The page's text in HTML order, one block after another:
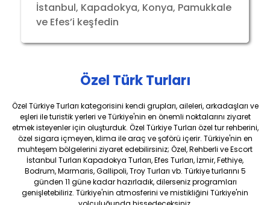
İstanbul, Kapadokya, Konya, Pamukkale
ve Efes’i keşfedin
Özel Türk Turları
Özel Türkiye Turları kategorisini kendi grupları, aileleri, arkadaşları ve
eşleri ile turistik yerleri ve Türkiye'nin en önemli noktalarını ziyaret
etmek isteyenler için oluşturduk. Özel Türkiye Turları özel tur rehberini,
özel sigara içmeyen, klima ile araç ve şoförü içerir. Türkiye'nin en
muhteşem bölgelerini ziyaret edebilirsiniz; Özel, Rehberli ve Escort
İstanbul Turları Kapadokya Turları, Efes Turları, İzmir, Fethiye,
Bodrum, Marmaris, Gallipoli, Troy Turları vb. Türkiye turlarını 5
günden 11 güne kadar hazırladık, dilerseniz programları
genişletebiliriz. Türkiye'nin atmosferini ve mistikliğini Türkiye'nin